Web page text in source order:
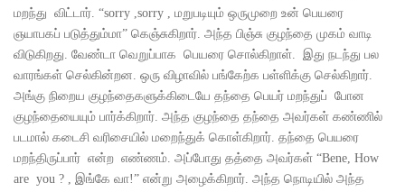
மறந்து விட்டார். “sorry ,sorry , மறுபடியும் ஒருமுறை உன் பெயரை
ஞயாபகப் படுத்தும்மா” கெஞ்சுகிறார். அந்த பிஞ்சு குழந்தை முகம் வாடி
விடுகிறது. வேண்டா வெறுப்பாக பெயரை சொல்கிறாள். இது நடந்து பல
வாரங்கள் செல்கின்றன. ஒரு விழாவில் பங்கேற்க பள்ளிக்கு செல்கிறார்.
அங்கு நிறைய குழந்தைகளுக்கிடையே தந்தை பெயர் மறந்துப் போன
குழந்தையையும் பார்க்கிறார். அந்த குழந்தை தந்தை அவர்கள் கண்ணில்
படமால் கடைசி வரிசையில் மறைந்துக் கொள்கிறார். தந்தை பெயரை
மறந்திருப்பார் என்ற எண்ணம். அப்போது தத்தை அவர்கள் “Bene, How
are you ? , இங்கே வா!” என்று அழைக்கிறார். அந்த நொடியில் அந்த